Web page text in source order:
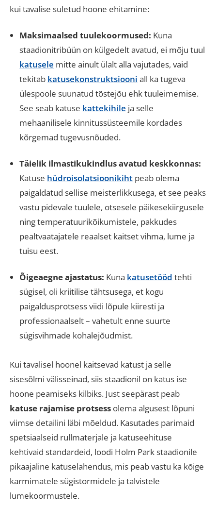
kui tavalise suletud hoone ehitamine:
Maksimaalsed tuulekoormused: Kuna
staadionitribüün on külgedelt avatud, ei mõju tuul
katusele mitte ainult ülalt alla vajutades, vaid
tekitab katusekonstruktsiooni all ka tugeva
ülespoole suunatud tõstejõu ehk tuuleimemise.
See seab katuse kattekihile ja selle
mehaanilisele kinnitussüsteemile kordades
kõrgemad tugevusnõuded.
Täielik ilmastikukindlus avatud keskkonnas:
Katuse hüdroisolatsioonikiht peab olema
paigaldatud sellise meisterlikkusega, et see peaks
vastu pidevale tuulele, otsesele päikesekiirgusele
ning temperatuurikõikumistele, pakkudes
pealtvaatajatele reaalset kaitset vihma, lume ja
tuisu eest.
Õigeaegne ajastatus: Kuna katusetööd tehti
sügisel, oli kriitilise tähtsusega, et kogu
paigaldusprotsess viidi lõpule kiiresti ja
professionaalselt – vahetult enne suurte
sügisvihmade kohalejõudmist.
Kui tavalisel hoonel kaitsevad katust ja selle
sisesõlmi välisseinad, siis staadionil on katus ise
hoone peamiseks kilbiks. Just seepärast peab
katuse rajamise protsess olema algusest lõpuni
viimse detailini läbi mõeldud. Kasutades parimaid
spetsiaalseid rullmaterjale ja katuseehituse
kehtivaid standardeid, loodi Holm Park staadionile
pikaajaline katuselahendus, mis peab vastu ka kõige
karmimatele sügistormidele ja talvistele
lumekoormustele.